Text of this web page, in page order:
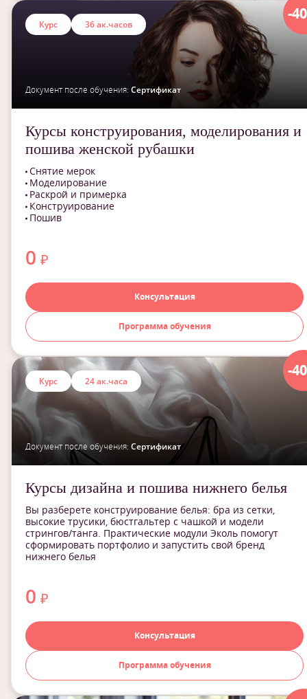
-
Курс 36 ак.часов
Документ после обучения: Сертификат
Курсы конструирования, моделирования и
пошива женской рубашки
Снятие мерок
Моделирование
Раскрой и примерка
Конструирование
Пошив
0 ₽
Консультация
Программа обучения
-
Курс 24 ак.часа
Документ после обучения: Сертификат
Курсы дизайна и пошива нижнего белья
Вы разберете конструирование белья: бра из сетки,
высокие трусики, бюстгальтер с чашкой и модели
стрингов/танга. Практические модули Эколь помогут
сформировать портфолио и запустить свой бренд
нижнего белья
0 ₽
Консультация
Программа обучения